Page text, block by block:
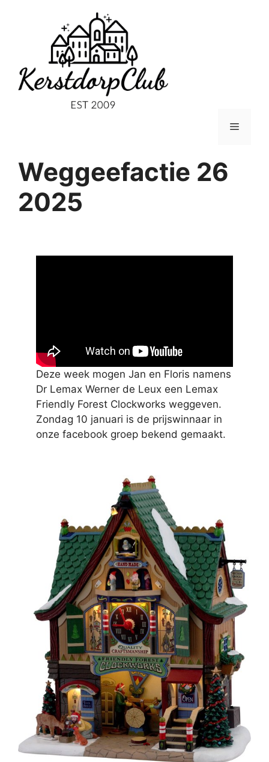
Menu
Weggeefactie 26
2025
Deze week mogen Jan en Floris namens
Dr Lemax Werner de Leux een Lemax
Friendly Forest Clockworks weggeven.
Zondag 10 januari is de prijswinnaar in
onze facebook groep bekend gemaakt.